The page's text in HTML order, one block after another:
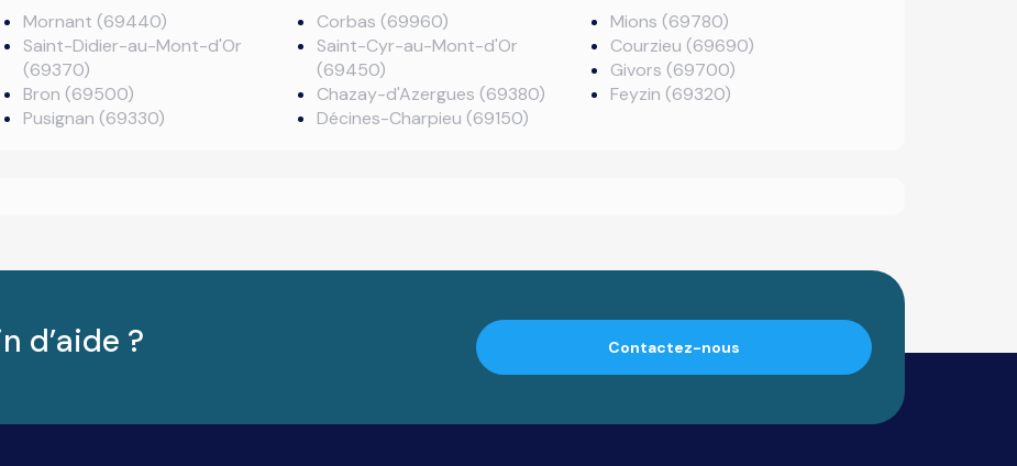
Mornant (69440)
Saint-Didier-au-Mont-d'Or
(69370)
Bron (69500)
Pusignan (69330)
Corbas (69960)
Saint-Cyr-au-Mont-d'Or
(69450)
Chazay-d'Azergues (69380)
Décines-Charpieu (69150)
Mions (69780)
Courzieu (69690)
Givors (69700)
Feyzin (69320)
d’aide ? Contactez-nous